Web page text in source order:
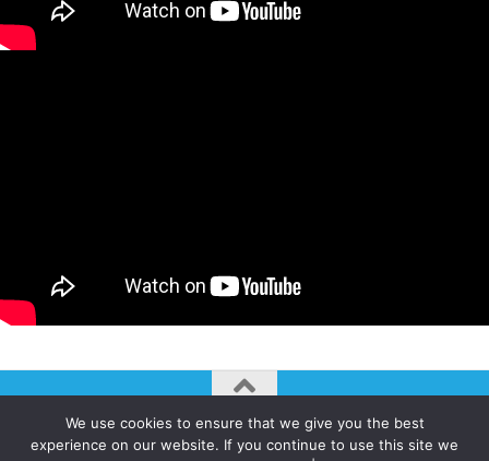
AUTOGIRO/el giro del arte actual © JAVIER MARTINEZ 2026. All
We use cookies to ensure that we give you the best
experience on our website. If you continue to use this site we